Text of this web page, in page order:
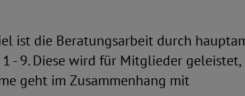
ist die Beratungsarbeit durch
- 9. Diese wird für Mitglieder
geht im Zusammenhang mit